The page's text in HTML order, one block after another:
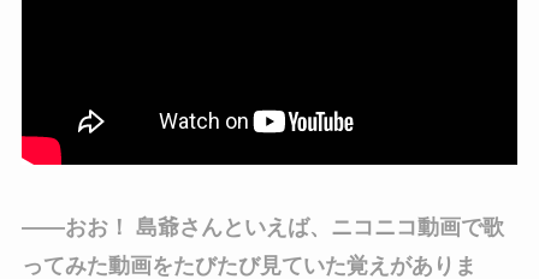
――おお！ 島爺さんといえば、ニコニコ動画で歌
ってみた動画をたびたび見ていた覚えがありま